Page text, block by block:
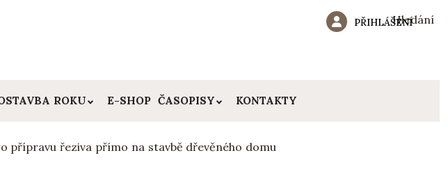
Hledání
PŘIHLÁŠENÍ
ROKU E-SHOP ČASOPISY KONTAKTY
přípravu řeziva přímo na stavbě dřevěného domu